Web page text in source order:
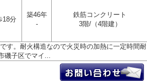
18分
築46年
-
鉄筋コンクリート
3階/（4階建）
す。耐火構造なので火災時の加熱に一定時間耐
磯子区でマイ...